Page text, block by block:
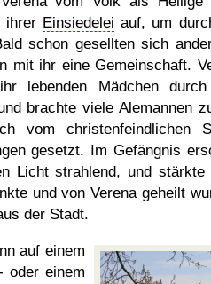
ihrer Einsiedelei auf, um
schon gesellten sich
mit ihr eine Gemeinschaft.
lebenden Mädchen
brachte viele Alemannen
vom christenfeindlichen
gesetzt. Im Gefängnis
Licht strahlend, und stärkte
und von Verena geheilt
der Stadt.
auf einem
oder einem